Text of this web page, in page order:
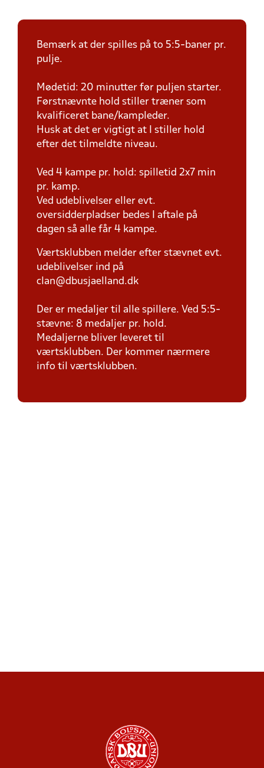
Bemærk at der spilles på to 5:5-baner pr.
pulje.
Mødetid: 20 minutter før puljen starter.
Førstnævnte hold stiller træner som
kvalificeret bane/kampleder.
Husk at det er vigtigt at I stiller hold
efter det tilmeldte niveau.
Ved 4 kampe pr. hold: spilletid 2x7 min
pr. kamp.
Ved udeblivelser eller evt.
oversidderpladser bedes I aftale på
dagen så alle får 4 kampe.
Værtsklubben melder efter stævnet evt.
udeblivelser ind på
clan@dbusjaelland.dk
Der er medaljer til alle spillere. Ved 5:5-
stævne: 8 medaljer pr. hold.
Medaljerne bliver leveret til
værtsklubben. Der kommer nærmere
info til værtsklubben.